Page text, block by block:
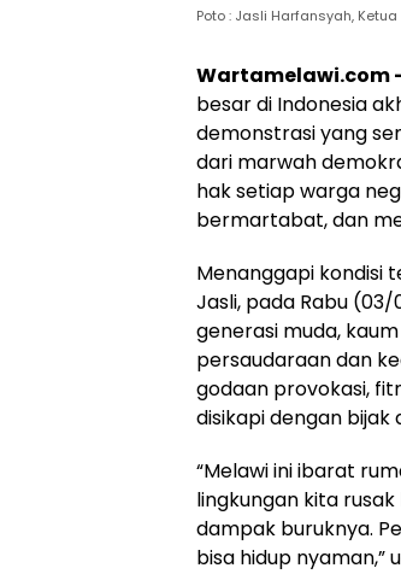
Poto : Jasli Harfansyah, Ketua
Wartamelawi.com
besar di Indonesia
demonstrasi yang
dari marwah
hak setiap warga
bermartabat, dan
Menanggapi kondisi
Jasli, pada Rabu
generasi muda,
persaudaraan dan
godaan provokasi,
disikapi dengan
“Melawi ini ibarat
lingkungan kita
dampak buruknya.
bisa hidup nyaman,”